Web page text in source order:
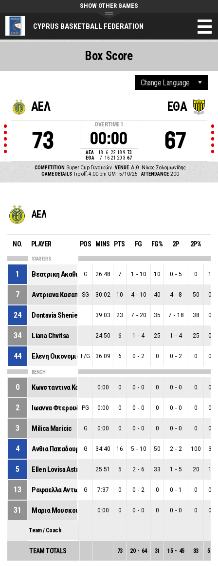
CYPRUS BASKETBALL FEDERATION
SHOW OTHER GAMES
ΑΕΛ
73
OVERTIME 1
00:00
ΑΕΛ 18 6 22 18 9 73
ΕΘΑ
7 16 21 20 3 67
ΕΘΑ
67
COMPETITION Super Cup Γυναικών VENUE Αίθ. Νίκος Σολομωνίδης
GAME DETAILS Tip off: 4:00 pm GMT 5/10/25 ATTENDANCE 200
Box Score
ΑΕΛ
NO. PLAYER POS MINS PTS FG FG% 2P 2P%
STARTERS
1 Βεατρικη Ακαθιωτη
G 26:48 7 1 - 10 10 0 - 5 0 1
7 Αντριανα ΚασαπηSG 30:02 10 4 - 10 40 4 - 8 50 0
24 39:03 23 7 - 20 35 7 - 18 38 0
34 Liana Chvitsa 24:50 6 1 - 4 25 1 - 4 25 0
44 Ελενη Οικονομιδου
F/G 36:09 6 0 - 2 0 0 - 2 0 0
BENCH
0 0:00 0 0 - 0 0 0 - 0 0 0
2 Ιωαννα ΦτερουδηPG 0:00 0 0 - 0 0 0 - 0 0 0
3 Milica Maricic G 0:00 0 0 - 0 0 0 - 0 0 0
4 Ανθια Παπαδουρη G 34:40 16 5 - 10 50 2 - 2 100 3
5 Ellen Lovisa Astrom 25:51 5 2 - 6 33 1 - 5 20 1
13 Ραφαελλα Αντωνιου
G 7:37 0 0 - 2 0 0 - 1 0 0
31 Μαρια Μουσκου 0:00 0 0 - 0 0 0 - 0 0 0
Team / Coach
TEAM TOTALS 73 20 - 64 31 15 - 45 33 5